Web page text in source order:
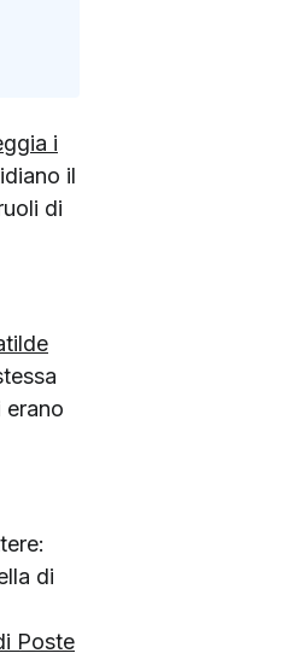
i
il
di
erano
di
Poste